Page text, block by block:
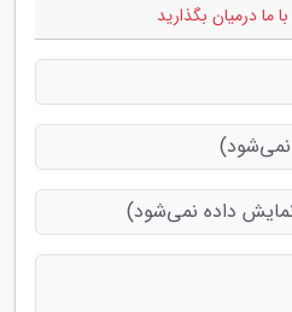
ما درمیان بگذارید